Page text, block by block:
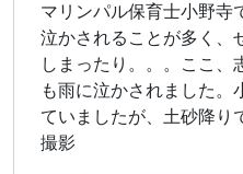
マリンパル保育士小野寺
泣かされることが多く、
しまったり。。。ここ、
も雨に泣かされました。
ていましたが、土砂降り
撮影